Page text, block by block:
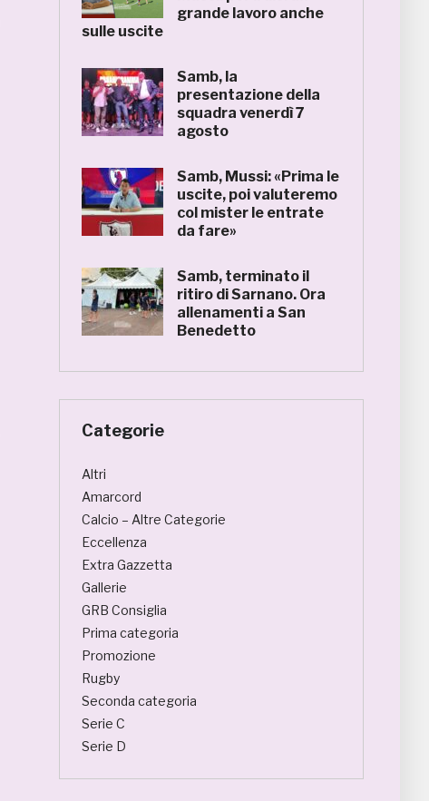
grande lavoro anche
sulle uscite
Samb, la
presentazione della
squadra venerdì 7
agosto
Samb, Mussi: «Prima le
uscite, poi valuteremo
col mister le entrate
da fare»
Samb, terminato il
ritiro di Sarnano. Ora
allenamenti a San
Benedetto
Categorie
Altri
Amarcord
Calcio – Altre Categorie
Eccellenza
Extra Gazzetta
Gallerie
GRB Consiglia
Prima categoria
Promozione
Rugby
Seconda categoria
Serie C
Serie D